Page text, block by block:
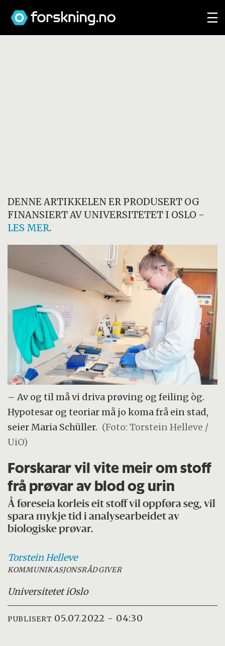
DENNE ARTIKKELEN ER PRODUSERT OG
FINANSIERT AV UNIVERSITETET I OSLO -
LES MER.
– Av og til må vi driva prøving og feiling òg.
Hypotesar og teoriar må jo koma frå ein stad,
seier Maria Schüller. (Foto: Torstein Helleve /
UiO)
Forskarar vil vite meir om stoff
frå prøvar av blod og urin
Å føreseia korleis eit stoff vil oppføra seg, vil
spara mykje tid i analysearbeidet av
biologiske prøvar.
TorsteinHelleve
KOMMUNIKASJONSRÅDGIVER
Universitetet iOslo
PUBLISERT 05.07.2022 - 04:30